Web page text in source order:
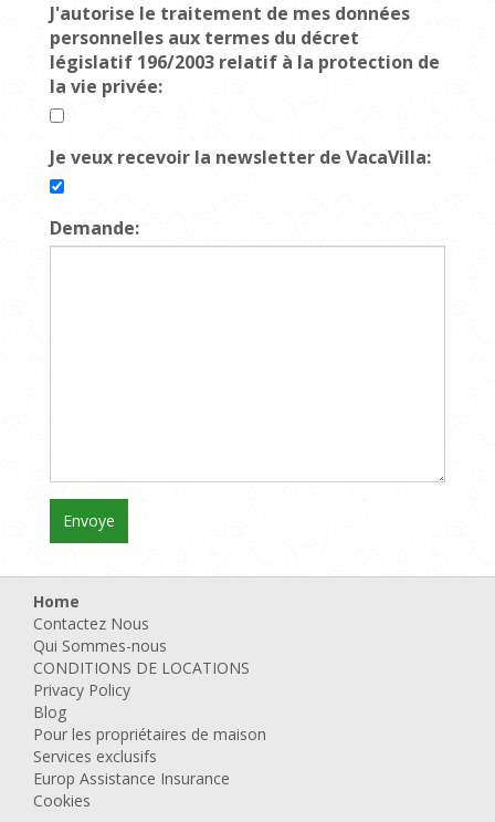
J'autorise le traitement de mes données
personnelles aux termes du décret
législatif 196/2003 relatif à la protection de
la vie privée:
Je veux recevoir la newsletter de VacaVilla:
Demande:
Home
Contactez Nous
Qui Sommes-nous
CONDITIONS DE LOCATIONS
Privacy Policy
Blog
Pour les propriétaires de maison
Services exclusifs
Europ Assistance Insurance
Cookies